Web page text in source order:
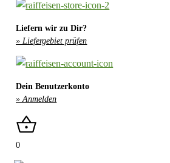
Liefern wir zu Dir?
» Liefergebiet prüfen
Dein Benutzerkonto
» Anmelden
0